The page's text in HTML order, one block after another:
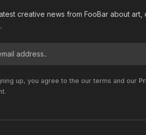
creative news from FooBar about art,
up, you agree to the our terms and our